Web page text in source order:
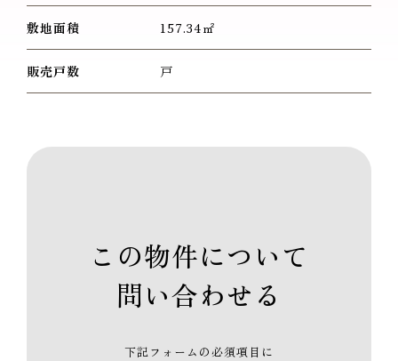
敷地面積 157.34㎡
販売戸数 戸
この物件について
問い合わせる
下記フォームの必須項目に